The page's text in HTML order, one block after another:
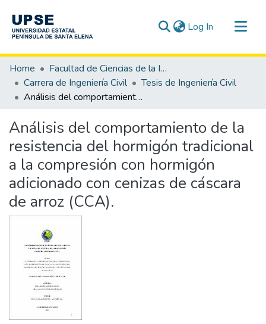
Log In (current)
Communities & Collections
All of DSpace
Statistics
Home
Facultad de Ciencias de la Ingeniería
Carrera de Ingeniería Civil
Tesis de Ingeniería Civil
Análisis del comportamiento de la resistencia del hormigón tradicional a la compresión con hormigón adicionado con cenizas de cáscara de arroz (CCA).
Análisis del comportamiento de la
resistencia del hormigón tradicional
a la compresión con hormigón
adicionado con cenizas de cáscara
de arroz (CCA).